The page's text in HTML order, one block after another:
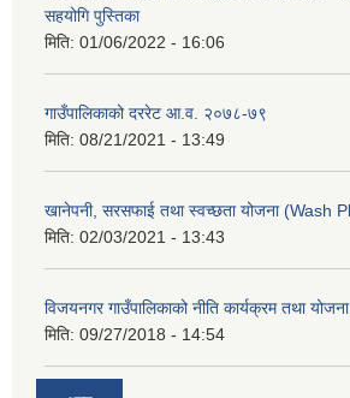
सहयोगि पुस्तिका
मिति: 01/06/2022 - 16:06
गाउँपालिकाको दररेट आ.व. २०७८-७९
मिति: 08/21/2021 - 13:49
खानेपनी, सरसफाई तथा स्वच्छता योजना (Wash
मिति: 02/03/2021 - 13:43
विजयनगर गाउँपालिकाको नीति कार्यक्रम तथा
मिति: 09/27/2018 - 14:54